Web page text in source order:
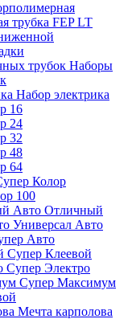
трубка FEP LT
Наборы
Набор электрика
16
24
32
48
64
Колор
100
Авто Отличный
Универсал Авто
Авто
Супер Клеевой
Супер Электро
Супер Максимум
Мечта карполова